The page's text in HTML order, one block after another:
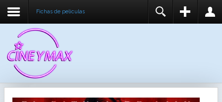
Fichas de peliculas
RECUÉRDEME
REGISTER